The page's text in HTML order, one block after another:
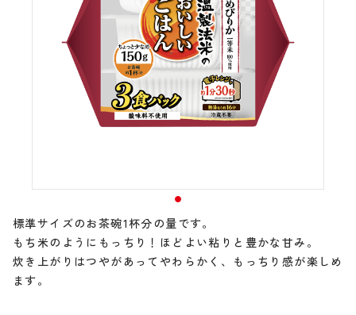
標準サイズのお茶碗1杯分の量です。
もち米のようにもっちり！ほどよい粘りと豊かな甘み。
炊き上がりはつやがあってやわらかく、もっちり感が楽しめ
ます。